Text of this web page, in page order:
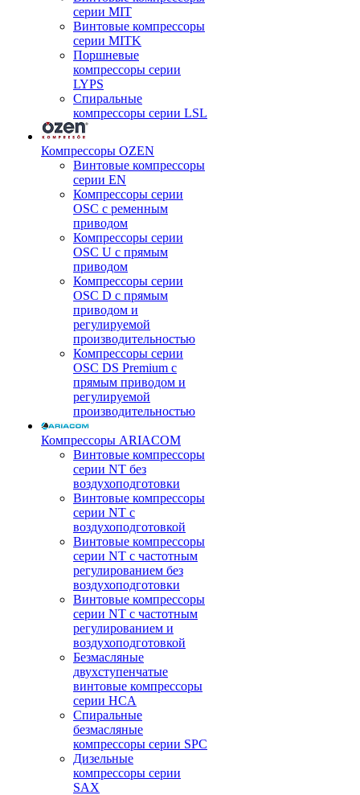
серии MIT
Винтовые компрессоры
серии MITK
Поршневые
компрессоры серии
LYPS
Спиральные
компрессоры серии LSL
Компрессоры OZEN
Винтовые компрессоры
серии EN
Компрессоры серии
OSC с ременным
приводом
Компрессоры серии
OSC U с прямым
приводом
Компрессоры серии
OSC D с прямым
приводом и
регулируемой
производительностью
Компрессоры серии
OSC DS Premium с
прямым приводом и
регулируемой
производительностью
Компрессоры ARIACOM
Винтовые компрессоры
серии NT без
воздухоподготовки
Винтовые компрессоры
серии NT c
воздухоподготовкой
Винтовые компрессоры
серии NT с частотным
регулированием без
воздухоподготовки
Винтовые компрессоры
серии NT с частотным
регулированием и
воздухоподготовкой
Безмасляные
двухступенчатые
винтовые компрессоры
серии HCA
Спиральные
безмасляные
компрессоры серии SPC
Дизельные
компрессоры серии
SAX